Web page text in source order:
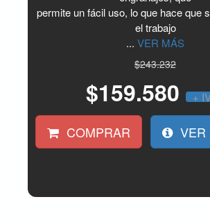
permite un fácil uso, lo que hace que
el trabajo
... VER MÁS
$243.232
$159.580 +
COMPRAR VER